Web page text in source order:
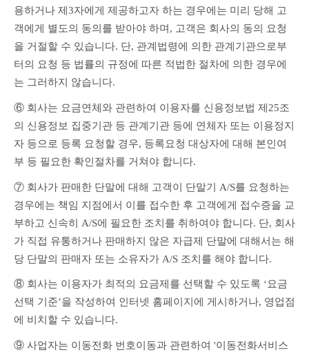
용하거나 제3자에게 제공하고자 하는 경우에는 미리 당해 고
객에게 별도의 동의를 받아야 하며, 고객은 회사의 동의 요청
을 거절할 수 있습니다. 단, 관계법령에 의한 관계기관으로부
터의 요청 등 법률의 규정에 따른 적법한 절차에 의한 경우에
는 그러하지 않습니다.
⑥ 회사는 요금연체와 관련하여 이용자를 신용정보법 제25조
의 신용정보 집중기관 등 관계기관 등에 연체자 또는 이용정지
자 등으로 등록 요청할 경우, 등록요청 대상자에 대해 본인여
부 등 필요한 확인절차를 거쳐야 합니다.
⑦ 회사가 판매한 단말에 대해 고객이 단말기 A/S를 요청하는
경우에는 책임 지점에서 이를 접수한 후 고객에게 접수증을 교
부하고 신속히 A/S에 필요한 조치를 취하여야 합니다. 단, 회사
가 직접 유통하거나 판매하지 않은 자급제 단말에 대해서는 해
당 단말의 판매자 또는 소유자가 A/S 조치를 해야 합니다.
⑧ 회사는 이용자가 최적의 요금제를 선택할 수 있도록 ‘요금
선택 기준’을 작성하여 인터넷 홈페이지에 게시하거나, 영업점
에 비치할 수 있습니다.
⑨ 사업자는 이동전화 번호이동과 관련하여 '이동전화서비스